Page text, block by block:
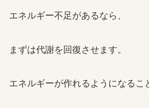
エネルギー不足があるなら、
まずは代謝を回復させます。
エネルギーが作れるようになるこ